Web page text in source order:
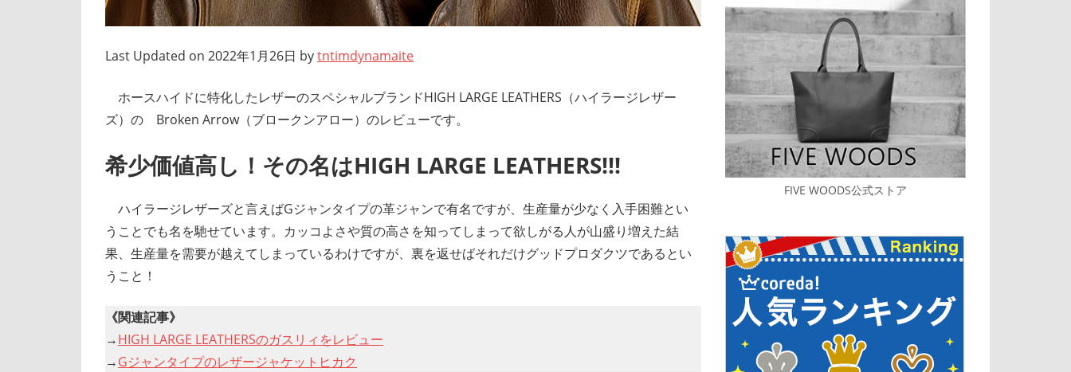
Last Updated on 2022年1月26日 bytntimdynamaite
ホースハイドに特化したレザーのスペシャルブランドHIGH LARGE LEATHERS（ハイラージレザー
ズ）の Broken Arrow（ブロークンアロー）のレビューです。
希少価値高し！その名はHIGH LARGE LEATHERS!!!
ハイラージレザーズと言えばGジャンタイプの革ジャンで有名ですが、生産量が少なく入手困難とい
うことでも名を馳せています。カッコよさや質の高さを知ってしまって欲しがる人が山盛り増えた結
果、生産量を需要が越えてしまっているわけですが、裏を返せばそれだけグッドプロダクツであるとい
うこと！
《関連記事》
→HIGH LARGE LEATHERSのガスリィをレビュー
→Gジャンタイプのレザージャケットヒカク
FIVE WOODS公式ストア